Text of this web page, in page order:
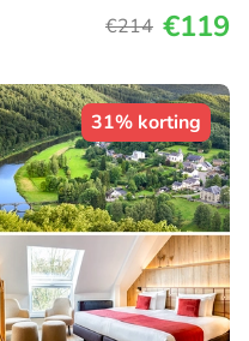
€214 €119
31% korting